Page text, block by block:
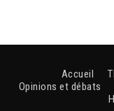
Accueil
Opinions et débats